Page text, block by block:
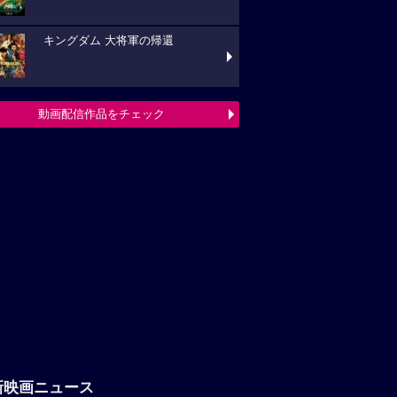
キングダム 大将軍の帰還
動画配信作品をチェック
映画ニュース